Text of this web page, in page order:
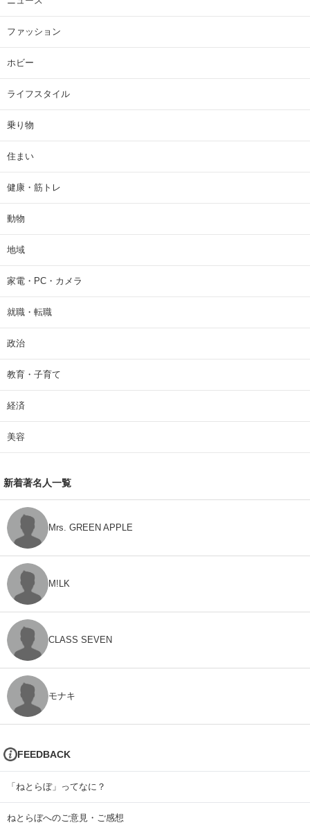
ファッション
ホビー
ライフスタイル
乗り物
住まい
健康・筋トレ
動物
地域
家電・PC・カメラ
就職・転職
政治
教育・子育て
経済
美容
新着著名人一覧
Mrs. GREEN APPLE
M!LK
CLASS SEVEN
モナキ
FEEDBACK
「ねとらぼ」ってなに？
ねとらぼへのご意見・ご感想